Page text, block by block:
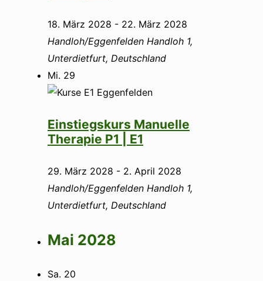
18. März 2028 - 22. März 2028
Handloh/Eggenfelden Handloh 1,
Unterdietfurt, Deutschland
Mi. 29
Einstiegskurs Manuelle
Therapie P1 | E1
29. März 2028 - 2. April 2028
Handloh/Eggenfelden Handloh 1,
Unterdietfurt, Deutschland
Mai 2028
Sa. 20